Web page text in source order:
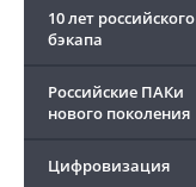
10 лет российского
бэкапа
Российские ПАКи
нового поколения
Цифровизация